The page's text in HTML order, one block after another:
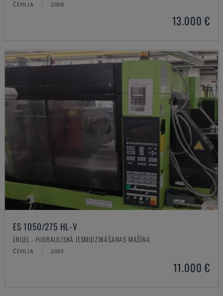
ČEHIJA 2006
13.000 €
ES 1050/275 HL-V
ENGEL - HIDRAULISKĀ IESMIDZINĀŠANAS MAŠĪNA
ČEHIJA 2003
11.000 €